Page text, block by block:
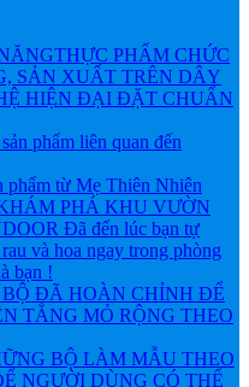
THỰC PHẨM CHỨC
SẢN XUẤT TRÊN DÂY
HIỆN ĐẠI ĐẶT CHUẨN
phẩm liên quan đến
phẩm từ Mẹ Thiên Nhiên
PHÁ KHU VƯỜN
Đã đến lúc bạn tự
và hoa ngay trong phòng
bạn !
ĐÃ HOÀN CHỈNH ĐỂ
TẲNG MỎ RỘNG THEO
BỘ LÀM MẪU THEO
NGƯỜI DÙNG CÓ THỂ